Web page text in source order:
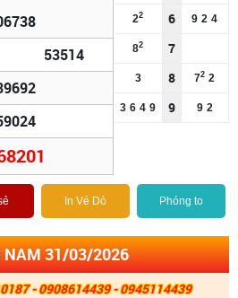
53514
22 6 9 2 4
82 7
3 8 72 2
3 6 4 9 9 9 2
In Vé Dò Phóng to
NAM 31/03/2026
- 0908614439 - 0945114439